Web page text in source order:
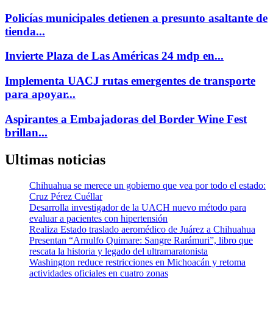
Policías municipales detienen a presunto asaltante de
tienda...
Invierte Plaza de Las Américas 24 mdp en...
Implementa UACJ rutas emergentes de transporte
para apoyar...
Aspirantes a Embajadoras del Border Wine Fest
brillan...
Ultimas noticias
Chihuahua se merece un gobierno que vea por todo el estado:
Cruz Pérez Cuéllar
Desarrolla investigador de la UACH nuevo método para
evaluar a pacientes con hipertensión
Realiza Estado traslado aeromédico de Juárez a Chihuahua
Presentan “Arnulfo Quimare: Sangre Rarámuri”, libro que
rescata la historia y legado del ultramaratonista
Washington reduce restricciones en Michoacán y retoma
actividades oficiales en cuatro zonas